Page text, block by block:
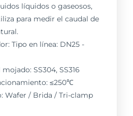
líquidos o gaseosos,
para medir el caudal de
Tipo en línea: DN25 -
SS304, SS316
≤250℃
Wafer / Brida / Tri-clamp